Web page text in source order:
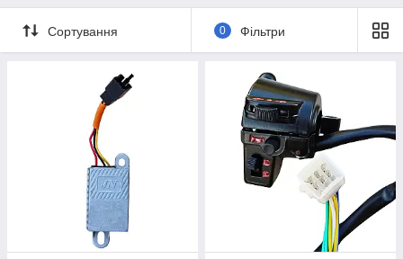
Сортування 0 Фільтри